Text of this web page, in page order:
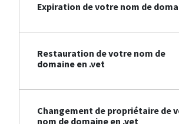
Expiration de votre nom de
Restauration de votre nom de
domaine en .vet
Changement de propriétaire de
nom de domaine en .vet